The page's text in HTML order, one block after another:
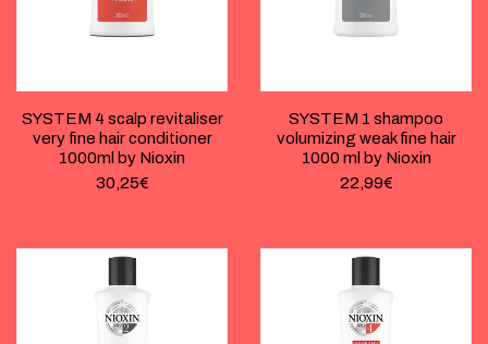
SYSTEM 4 scalp revitaliser
very fine hair conditioner
1000ml by Nioxin
30,25€
SYSTEM 1 shampoo
volumizing weak fine hair
1000 ml by Nioxin
22,99€